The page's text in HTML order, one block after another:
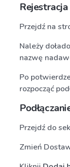
Przejdź na
Należy
nazwę
Po
rozpocząć
Przejdź do
Zmień